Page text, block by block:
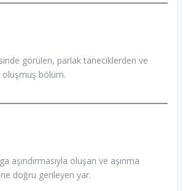
görülen, parlak taneciklerden ve
bölüm.
aşındırmasıyla oluşan ve aşınma
doğru gerileyen yar.